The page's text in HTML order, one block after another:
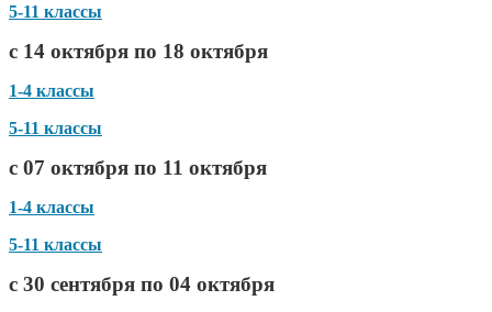
5-11 классы
с 14 октября по 18 октября
1-4 классы
5-11 классы
с 07 октября по 11 октября
1-4 классы
5-11 классы
с 30 сентября по 04 октября